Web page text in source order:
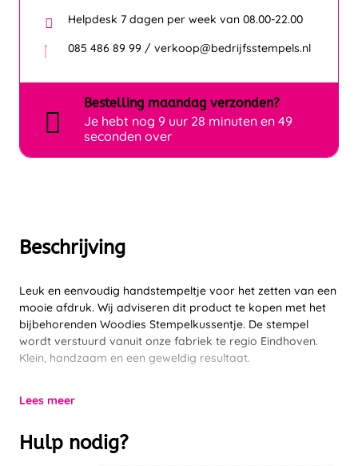
Beschrijving
Leuk en eenvoudig handstempeltje voor het zetten van een
mooie afdruk. Wij adviseren dit product te kopen met het
bijbehorenden Woodies Stempelkussentje. De stempel
wordt verstuurd vanuit onze fabriek te regio Eindhoven.
Klein, handzaam en een geweldig resultaat.
Lees meer
Hulp nodig?
Helpdesk 7 dagen per week van 08.00-22.00
085 486 89 99 / verkoop@bedrijfsstempels.nl
Bestelling maandag verzonden?
Je hebt nog 9 uur 28 minuten en 49
seconden over